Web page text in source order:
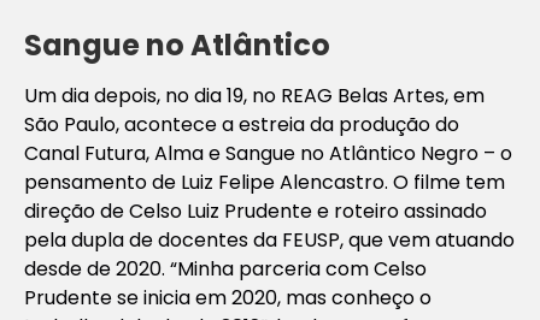
Sangue no Atlântico
Um dia depois, no dia 19, no REAG Belas Artes, em
São Paulo, acontece a estreia da produção do
Canal Futura,Alma e Sangue no Atlântico Negro – o
pensamento de Luiz Felipe Alencastro. O filme tem
direção de Celso Luiz Prudente e roteiro assinado
pela dupla de docentes da FEUSP, que vem atuando
desde de 2020. “Minha parceria com Celso
Prudente se inicia em 2020, mas conheço o